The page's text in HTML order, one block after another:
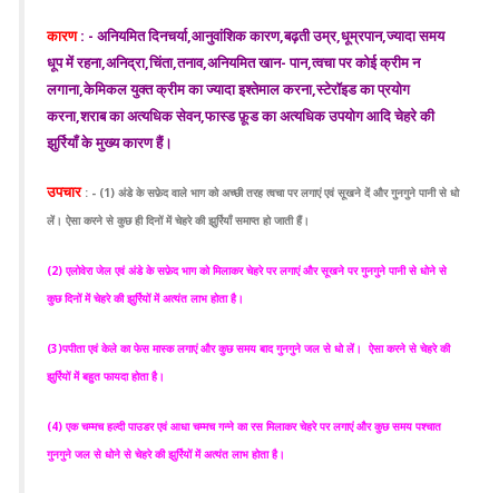
कारण: - अनियमित दिनचर्या,आनुवांशिक कारण,बढ़ती उम्र,धूम्रपान,ज्यादा समय
धूप में रहना,अनिद्रा,चिंता,तनाव,अनियमित खान- पान,त्वचा पर कोई क्रीम न
लगाना,केमिकल युक्त क्रीम का ज्यादा इश्तेमाल करना,स्टेरॉइड का प्रयोग
करना,शराब का अत्यधिक सेवन,फास्ड फ़ूड का अत्यधिक उपयोग आदि चेहरे की
झुर्रियाँ के मुख्य कारण हैं।
उपचार : - (1) अंडे के सफ़ेद वाले भाग को अच्छी तरह त्वचा पर लगाएं एवं सूखने दें और गुनगुने पानी से धो
लें। ऐसा करने से कुछ ही दिनों में चेहरे की झुर्रियाँ समाप्त हो जाती हैं।
(2) एलोवेरा जेल एवं अंडे के सफ़ेद भाग को मिलाकर चेहरे पर लगाएं और सूखने पर गुनगुने पानी से धोने से
कुछ दिनों में चेहरे की झुर्रियों में अत्यंत लाभ होता है।
(3)पपीता एवं केले का फेस मास्क लगाएं और कुछ समय बाद गुनगुने जल से धो लें। ऐसा करने से चेहरे की
झुर्रियों में बहुत फायदा होता है।
(4) एक चम्मच हल्दी पाउडर एवं आधा चम्मच गन्ने का रस मिलाकर चेहरे पर लगाएं और कुछ समय पश्चात
गुनगुने जल से धोने से चेहरे की झुर्रियों में अत्यंत लाभ होता है।